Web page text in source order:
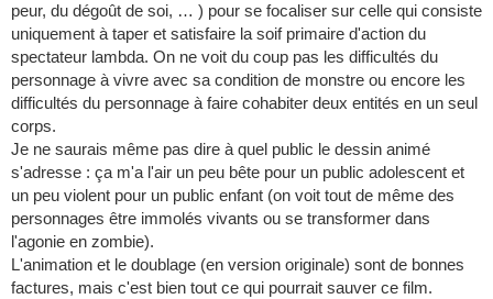
peur, du dégoût de soi, … ) pour se focaliser sur celle qui consiste
uniquement à taper et satisfaire la soif primaire d'action du
spectateur lambda. On ne voit du coup pas les difficultés du
personnage à vivre avec sa condition de monstre ou encore les
difficultés du personnage à faire cohabiter deux entités en un seul
corps.
Je ne saurais même pas dire à quel public le dessin animé
s'adresse : ça m'a l'air un peu bête pour un public adolescent et
un peu violent pour un public enfant (on voit tout de même des
personnages être immolés vivants ou se transformer dans
l'agonie en zombie).
L'animation et le doublage (en version originale) sont de bonnes
factures, mais c'est bien tout ce qui pourrait sauver ce film.